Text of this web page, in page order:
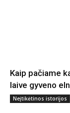
Kaip pačiame
laive gyveno
Neįtikėtinos istorijos